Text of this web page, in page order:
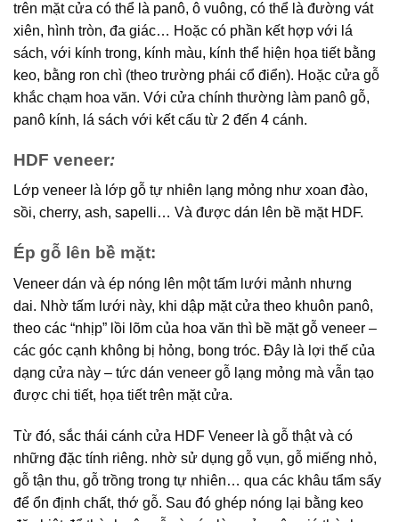
trên mặt cửa có thể là panô, ô vuông, có thể là đường vát
xiên, hình tròn, đa giác… Hoặc có phần kết hợp với lá
sách, với kính trong, kính màu, kính thể hiện họa tiết bằng
keo, bằng ron chì (theo trường phái cổ điển). Hoặc cửa gỗ
khắc chạm hoa văn. Với cửa chính thường làm panô gỗ,
panô kính, lá sách với kết cấu từ 2 đến 4 cánh.
HDF veneer:
Lớp veneer là lớp gỗ tự nhiên lạng mỏng như xoan đào,
sồi, cherry, ash, sapelli… Và được dán lên bề mặt HDF.
Ép gỗ lên bề mặt:
Veneer dán và ép nóng lên một tấm lưới mảnh nhưng
dai. Nhờ tấm lưới này, khi dập mặt cửa theo khuôn panô,
theo các “nhịp” lồi lõm của hoa văn thì bề mặt gỗ veneer –
các góc cạnh không bị hỏng, bong tróc. Đây là lợi thế của
dạng cửa này – tức dán veneer gỗ lạng mỏng mà vẫn tạo
được chi tiết, họa tiết trên mặt cửa.
Từ đó, sắc thái cánh cửa HDF Veneer là gỗ thật và có
những đặc tính riêng. nhờ sử dụng gỗ vụn, gỗ miếng nhỏ,
gỗ tận thu, gỗ trồng trong tự nhiên… qua các khâu tẩm sấy
để ổn định chất, thớ gỗ. Sau đó ghép nóng lại bằng keo